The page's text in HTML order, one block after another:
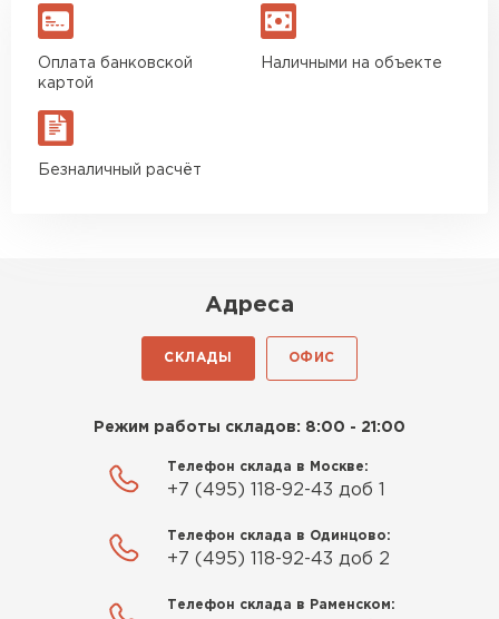
Оплата банковской
картой
Наличными на объекте
Безналичный расчёт
Адреса
СКЛАДЫ ОФИС
Режим работы складов: 8:00 - 21:00
Телефон склада в Москве:
+7 (495) 118-92-43 доб 1
Телефон склада в Одинцово:
+7 (495) 118-92-43 доб 2
Телефон склада в Раменском: